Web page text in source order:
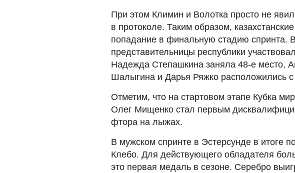
При этом Климин и Волотка просто не
в протоколе. Таким образом,
попадание в финальную стадию спринта.
представительницы республики
Надежда Степашкина заняла 48-е место,
Шалыгина и Дарья Ряжко расположились
Отметим, что на стартовом этапе Кубка
Олег Мищенко стал первым
фтора на лыжах.
В мужском спринте в Эстерсунде в итоге
Клебо. Для действующего обладателя
это первая медаль в сезоне. Серебро